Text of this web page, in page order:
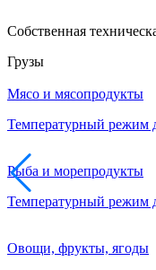
Собственная
Грузы
Мясо и мясопродукты
Температурный режим
Рыба и морепродукты
Температурный режим
Овощи, фрукты, ягоды